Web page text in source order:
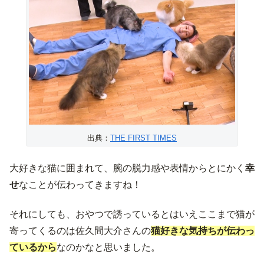
出典： THE FIRST TIMES
大好きな猫に囲まれて、腕の脱力感や表情からとにかく 幸
せなことが伝わってきますね！
それにしても、おやつで誘っているとはいえここまで猫が
寄ってくるのは佐久間大介さんの猫好きな気持ちが伝わっ
ているからなのかなと思いました。